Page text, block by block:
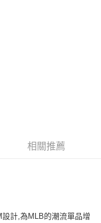
退>
相關推薦
計,為MLB的潮流單品增